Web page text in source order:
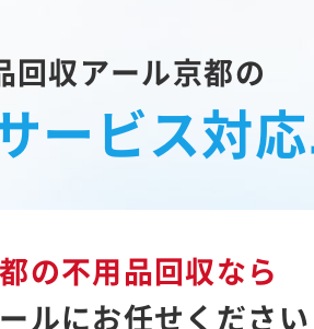
回収アール京都の
ービス対
の不用品回収なら
ルにお任せください